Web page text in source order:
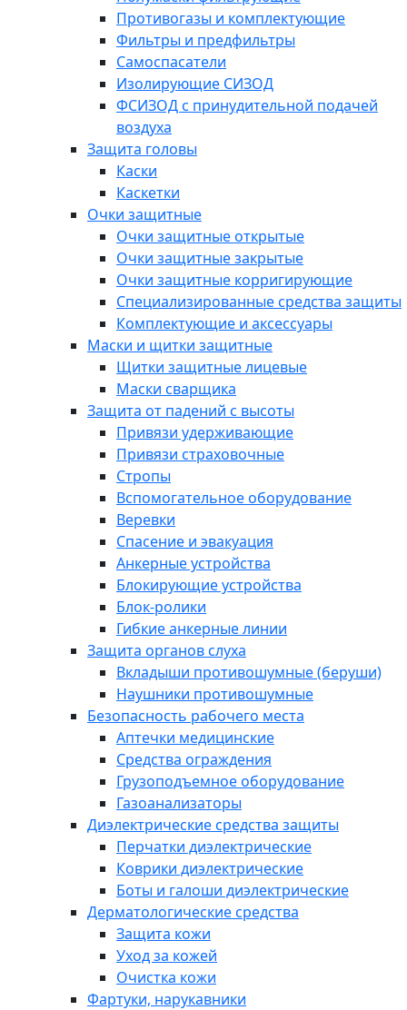
Противогазы и комплектующие
Фильтры и предфильтры
Самоспасатели
Изолирующие СИЗОД
ФСИЗОД с принудительной подачей
воздуха
Защита головы
Каски
Каскетки
Очки защитные
Очки защитные открытые
Очки защитные закрытые
Очки защитные корригирующие
Специализированные средства защиты
Комплектующие и аксессуары
Маски и щитки защитные
Щитки защитные лицевые
Маски сварщика
Защита от падений с высоты
Привязи удерживающие
Привязи страховочные
Стропы
Вспомогательное оборудование
Веревки
Спасение и эвакуация
Анкерные устройства
Блокирующие устройства
Блок-ролики
Гибкие анкерные линии
Защита органов слуха
Вкладыши противошумные (беруши)
Наушники противошумные
Безопасность рабочего места
Аптечки медицинские
Средства ограждения
Грузоподъемное оборудование
Газоанализаторы
Диэлектрические средства защиты
Перчатки диэлектрические
Коврики диэлектрические
Боты и галоши диэлектрические
Дерматологические средства
Защита кожи
Уход за кожей
Очистка кожи
Фартуки, нарукавники